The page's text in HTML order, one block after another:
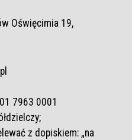
Oświęcimia 19,
7963 0001
z dopiskiem: „na